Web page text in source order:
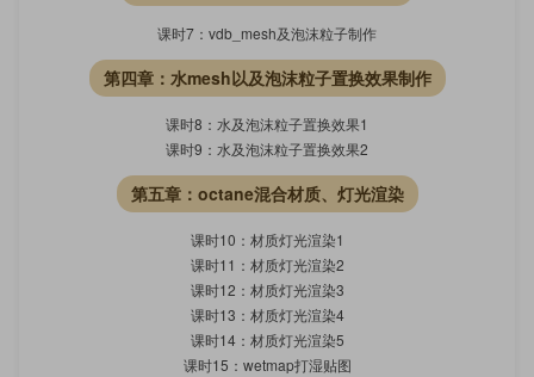
课时7：vdb_mesh及泡沫粒子制作
第四章：水mesh以及泡沫粒子置换效果制作
课时8：水及泡沫粒子置换效果1
课时9：水及泡沫粒子置换效果2
第五章：octane混合材质、灯光渲染
课时10：材质灯光渲染1
课时11：材质灯光渲染2
课时12：材质灯光渲染3
课时13：材质灯光渲染4
课时14：材质灯光渲染5
课时15：wetmap打湿贴图